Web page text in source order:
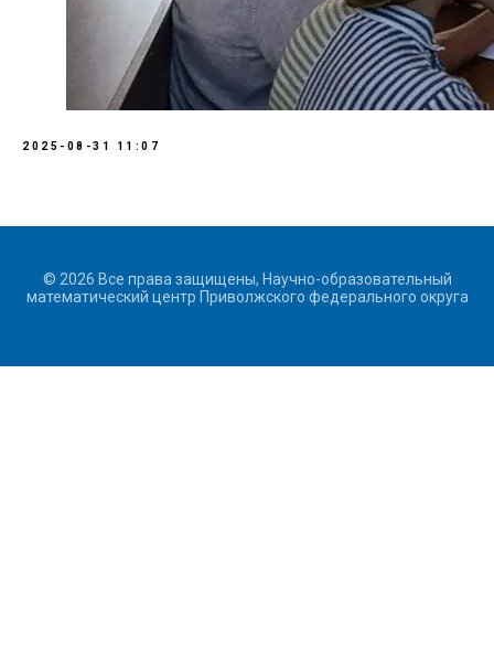
2025-08-31 11:07
© 2026 Все права защищены, Научно-образовательный
математический центр Приволжского федерального округа